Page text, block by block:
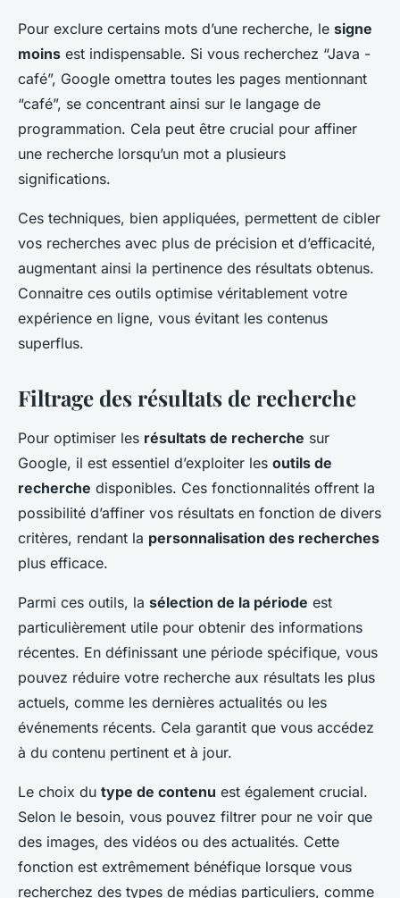
Pour exclure certains mots d’une recherche, le signe
moins est indispensable. Si vous recherchez “Java -
café”, Google omettra toutes les pages mentionnant
“café”, se concentrant ainsi sur le langage de
programmation. Cela peut être crucial pour affiner
une recherche lorsqu’un mot a plusieurs
significations.
Ces techniques, bien appliquées, permettent de cibler
vos recherches avec plus de précision et d’efficacité,
augmentant ainsi la pertinence des résultats obtenus.
Connaitre ces outils optimise véritablement votre
expérience en ligne, vous évitant les contenus
superflus.
Filtrage des résultats de recherche
Pour optimiser les résultats de recherche sur
Google, il est essentiel d’exploiter les outils de
recherche disponibles. Ces fonctionnalités offrent la
possibilité d’affiner vos résultats en fonction de divers
critères, rendant la personnalisation des recherches
plus efficace.
Parmi ces outils, la sélection de la période est
particulièrement utile pour obtenir des informations
récentes. En définissant une période spécifique, vous
pouvez réduire votre recherche aux résultats les plus
actuels, comme les dernières actualités ou les
événements récents. Cela garantit que vous accédez
à du contenu pertinent et à jour.
Le choix du type de contenu est également crucial.
Selon le besoin, vous pouvez filtrer pour ne voir que
des images, des vidéos ou des actualités. Cette
fonction est extrêmement bénéfique lorsque vous
recherchez des types de médias particuliers, comme